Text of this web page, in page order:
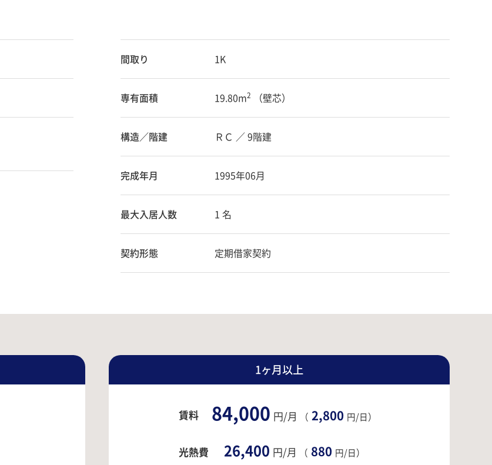
間取り 1K
専有面積 19.80m2 （壁芯）
構造／階建 ＲＣ ／ 9階建
完成年月 1995年06月
最大入居人数 1 名
契約形態 定期借家契約
1ヶ月以上
賃料 84,000 円/月 （ 2,800 円/日）
光熱費 26,400 円/月 （ 880 円/日）